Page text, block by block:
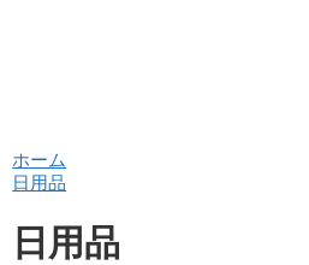
ホーム
日用品
日用品